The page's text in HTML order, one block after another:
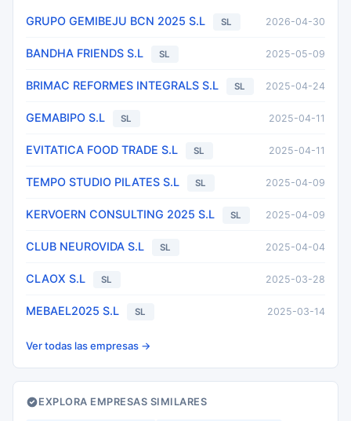
GRUPO GEMIBEJU BCN 2025 S.L SL 2026-04-30
BANDHA FRIENDS S.L SL 2025-05-09
BRIMAC REFORMES INTEGRALS S.L SL 2025-04-24
GEMABIPO S.L SL 2025-04-11
EVITATICA FOOD TRADE S.L SL 2025-04-11
TEMPO STUDIO PILATES S.L SL 2025-04-09
KERVOERN CONSULTING 2025 S.L SL 2025-04-09
CLUB NEUROVIDA S.L SL 2025-04-04
CLAOX S.L SL 2025-03-28
MEBAEL2025 S.L SL 2025-03-14
Ver todas las empresas →
EXPLORA EMPRESAS SIMILARES